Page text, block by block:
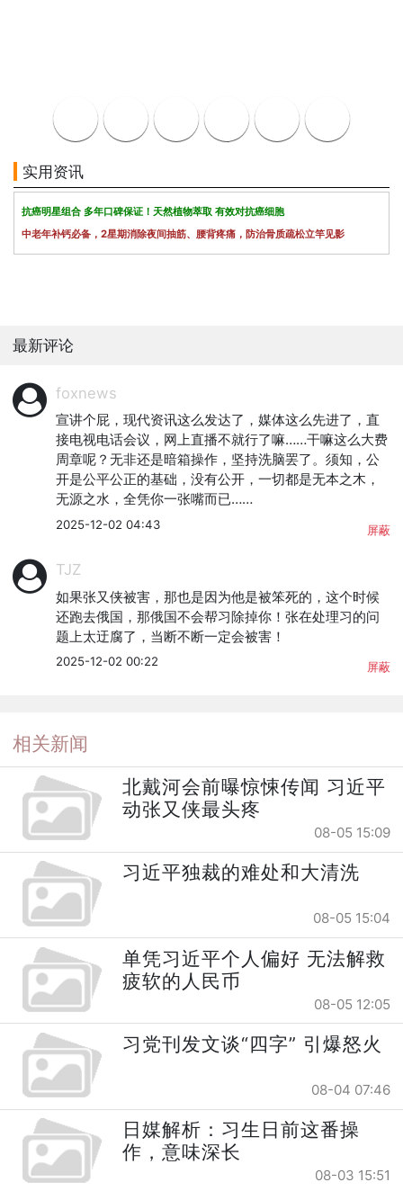
实用资讯
抗癌明星组合 多年口碑保证！天然植物萃取 有效对抗癌细胞
中老年补钙必备，2星期消除夜间抽筋、腰背疼痛，防治骨质疏松立竿见影
最新评论
foxnews
宣讲个屁，现代资讯这么发达了，媒体这么先进了，直
接电视电话会议，网上直播不就行了嘛……干嘛这么大费
周章呢？无非还是暗箱操作，坚持洗脑罢了。须知，公
开是公平公正的基础，没有公开，一切都是无本之木，
无源之水，全凭你一张嘴而已……
2025-12-02 04:43 屏蔽
TJZ
如果张又侠被害，那也是因为他是被笨死的，这个时候
还跑去俄国，那俄国不会帮习除掉你！张在处理习的问
题上太迂腐了，当断不断一定会被害！
2025-12-02 00:22 屏蔽
相关新闻
北戴河会前曝惊悚传闻 习近平
动张又侠最头疼
08-05 15:09
习近平独裁的难处和大清洗
08-05 15:04
单凭习近平个人偏好 无法解救
疲软的人民币
08-05 12:05
习党刊发文谈“四字” 引爆怒火
08-04 07:46
日媒解析：习生日前这番操
作，意味深长
08-03 15:51